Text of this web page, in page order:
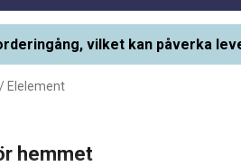
vilket kan påverka
/ Elelement
hemmet